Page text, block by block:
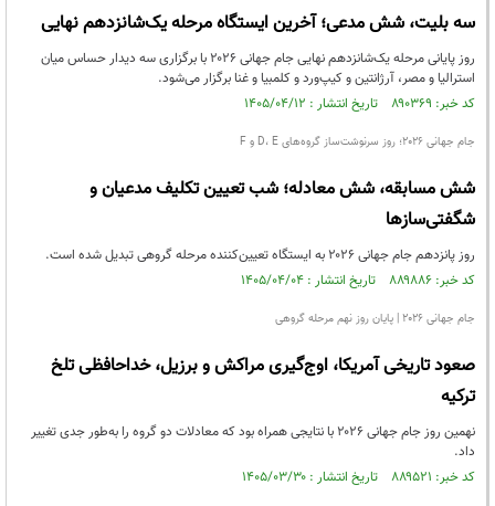
سه بلیت، شش مدعی؛ آخرین ایستگاه مرحله یک‌شانزدهم نهایی
روز پایانی مرحله یک‌شانزدهم نهایی جام جهانی ۲۰۲۶ با برگزاری سه دیدار حساس میان
استرالیا و مصر، آرژانتین و کیپ‌ورد و کلمبیا و غنا برگزار می‌شود.
کد خبر: ۸۹۰۳۶۹ تاریخ انتشار : ۱۴۰۵/۰۴/۱۲
جام جهانی ۲۰۲۶؛ روز سرنوشت‌ساز گروه‌های D، E و F
شش مسابقه، شش معادله؛ شب تعیین تکلیف مدعیان و
شگفتی‌سازها
روز پانزدهم جام جهانی ۲۰۲۶ به ایستگاه تعیین‌کننده مرحله گروهی تبدیل شده است.
کد خبر: ۸۸۹۸۸۶ تاریخ انتشار : ۱۴۰۵/۰۴/۰۴
جام جهانی ۲۰۲۶ | پایان روز نهم مرحله گروهی
صعود تاریخی آمریکا، اوج‌گیری مراکش و برزیل، خداحافظی تلخ
ترکیه
نهمین روز جام جهانی ۲۰۲۶ با نتایجی همراه بود که معادلات دو گروه را به‌طور جدی تغییر
داد.
کد خبر: ۸۸۹۵۲۱ تاریخ انتشار : ۱۴۰۵/۰۳/۳۰